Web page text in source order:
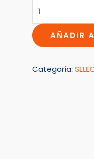
AÑADIR
Categoría: